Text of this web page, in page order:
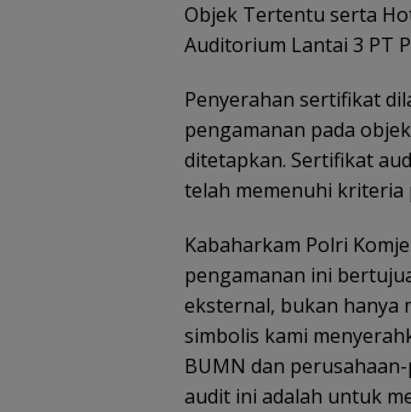
Objek Tertentu serta
Auditorium Lantai 3 PT
Penyerahan sertifikat
pengamanan pada
ditetapkan. Sertifikat
telah memenuhi kriteria
Kabaharkam Polri
pengamanan ini
eksternal, bukan hanya
simbolis kami
BUMN dan
audit ini adalah untuk